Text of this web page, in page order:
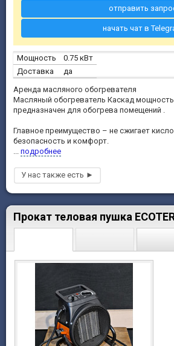
Мощность
0.75 кВт
Доставка
да
Аренда масляного обогревателя
Масляный обогреватель Каскад
предназначен для обогрева помещений .
Главное преимущество – не сжигает
безопасность и комфорт.
подробнее
отправить
начать чат в
Прокат теловая пушка